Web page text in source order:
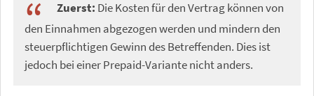
Zuerst: Die Kosten für den Vertrag können von
den Einnahmen abgezogen werden und mindern den
steuerpflichtigen Gewinn des Betreffenden. Dies ist
jedoch bei einer Prepaid-Variante nicht anders.